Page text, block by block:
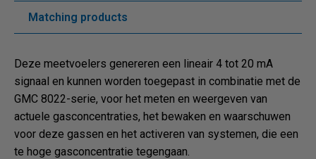
Matching products
Deze meetvoelers genereren een lineair 4 tot 20 mA
signaal en kunnen worden toegepast in combinatie met de
GMC 8022-serie, voor het meten en weergeven van
actuele gasconcentraties, het bewaken en waarschuwen
voor deze gassen en het activeren van systemen, die een
te hoge gasconcentratie tegengaan.